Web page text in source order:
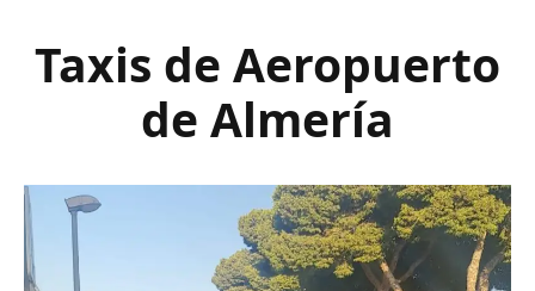
Taxis de Aeropuerto
de Almería